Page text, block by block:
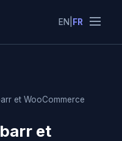
EN FR
et WooCommerce
et